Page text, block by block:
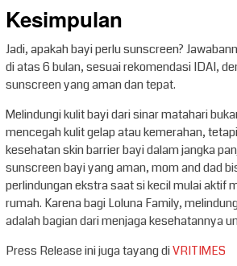
Kesimpulan
Jadi, apakah bayi perlu sunscreen?
di atas 6 bulan, sesuai rekomendasi IDAI,
sunscreen yang aman dan tepat.
Melindungi kulit bayi dari sinar matahari
mencegah kulit gelap atau kemerahan,
kesehatan skin barrier bayi dalam jangka
sunscreen bayi yang aman, mom and dad
perlindungan ekstra saat si kecil mulai aktif
rumah. Karena bagi Loluna Family,
adalah bagian dari menjaga kesehatannya
Press Release ini juga tayang diVRITIMES